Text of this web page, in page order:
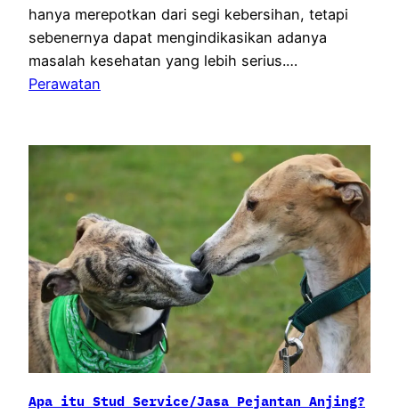
hanya merepotkan dari segi kebersihan, tetapi
sebenernya dapat mengindikasikan adanya
masalah kesehatan yang lebih serius.…
Perawatan
Apa itu Stud Service/Jasa Pejantan Anjing?